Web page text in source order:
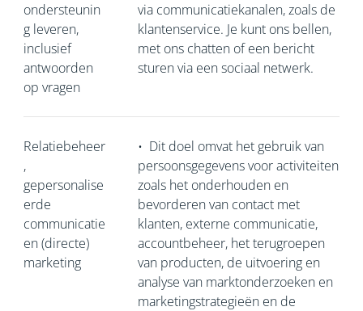
ondersteunin
g leveren,
inclusief
antwoorden
op vragen
via communicatiekanalen, zoals de
klantenservice. Je kunt ons bellen,
met ons chatten of een bericht
sturen via een sociaal netwerk.
Relatiebeheer
,
gepersonalise
erde
communicatie
en (directe)
marketing
• Dit doel omvat het gebruik van
persoonsgegevens voor activiteiten
zoals het onderhouden en
bevorderen van contact met
klanten, externe communicatie,
accountbeheer, het terugroepen
van producten, de uitvoering en
analyse van marktonderzoeken en
marketingstrategieën en de